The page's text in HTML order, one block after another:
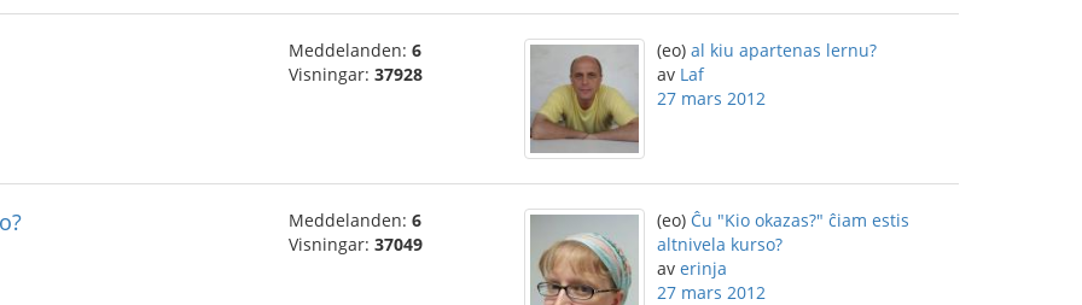
Meddelanden: 6
Visningar: 37928
(eo) al kiu apartenas lernu?
av Laf
27 mars 2012
Meddelanden: 6
Visningar: 37049
(eo) Ĉu "Kio okazas?" ĉiam estis
altnivela kurso?
av erinja
27 mars 2012